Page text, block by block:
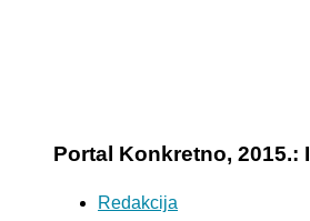
Portal Konkretno,
Redakcija